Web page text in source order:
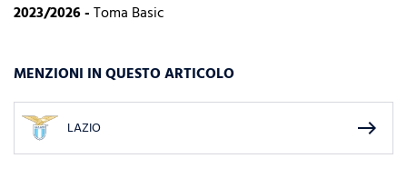
2023/2026 -Toma Basic
MENZIONI IN QUESTO ARTICOLO
LAZIO east